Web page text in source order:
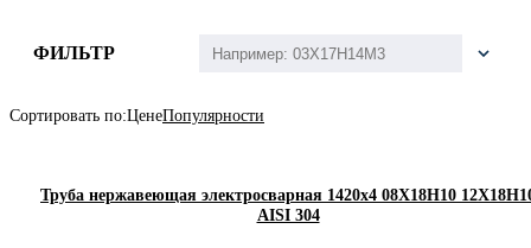
ФИЛЬТР
Сортировать по:ЦенеПопулярности
Труба нержавеющая электросварная 1420х4 08Х18Н10
AISI 304